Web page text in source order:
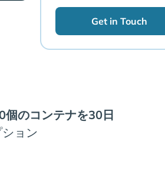
Get in Touch
個のコンテナを30日
ョン